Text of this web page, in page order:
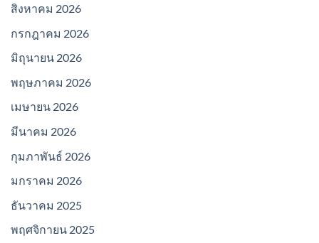
สิงหาคม 2026
กรกฎาคม 2026
มิถุนายน 2026
พฤษภาคม 2026
เมษายน 2026
มีนาคม 2026
กุมภาพันธ์ 2026
มกราคม 2026
ธันวาคม 2025
พฤศจิกายน 2025